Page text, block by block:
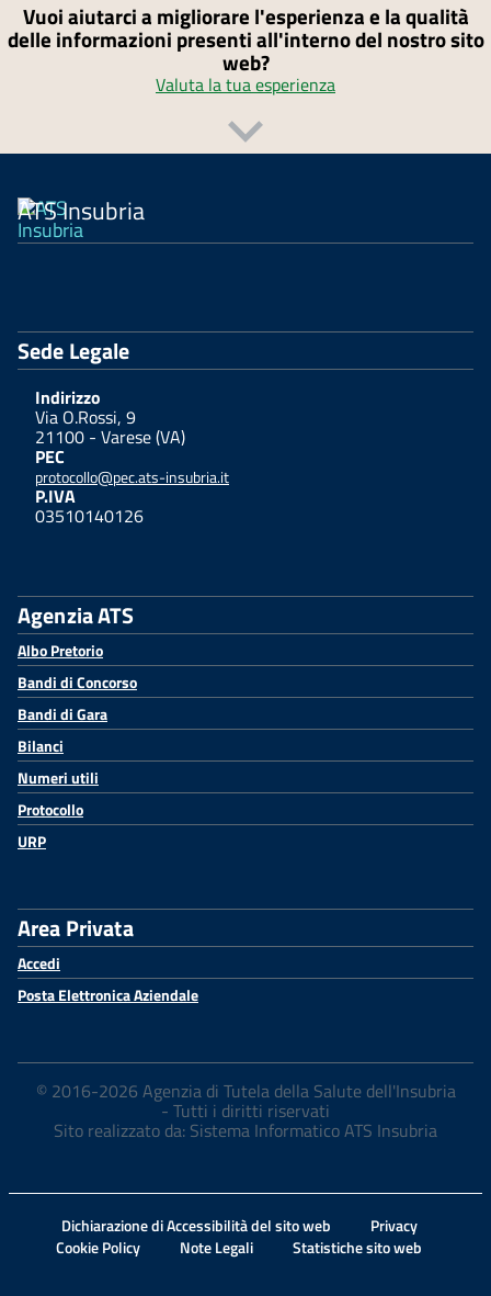
Vuoi aiutarci a migliorare l'esperienza e la qualità
delle informazioni presenti all'interno del nostro sito
web?
Valuta la tua esperienza
ATS Insubria
Sede Legale
Indirizzo
Via O.Rossi, 9
21100 - Varese (VA)
PEC
protocollo@pec.ats-insubria.it
P.IVA
03510140126
Agenzia ATS
Albo Pretorio
Bandi di Concorso
Bandi di Gara
Bilanci
Numeri utili
Protocollo
URP
Area Privata
Accedi
Posta Elettronica Aziendale
© 2016-2026 Agenzia di Tutela della Salute dell'Insubria
- Tutti i diritti riservati
Sito realizzato da: Sistema Informatico ATS Insubria
Dichiarazione di Accessibilità del sito web
Privacy
Cookie Policy
Note Legali Statistiche sito web